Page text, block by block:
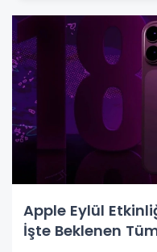
Apple Eylül
İşte Beklenen